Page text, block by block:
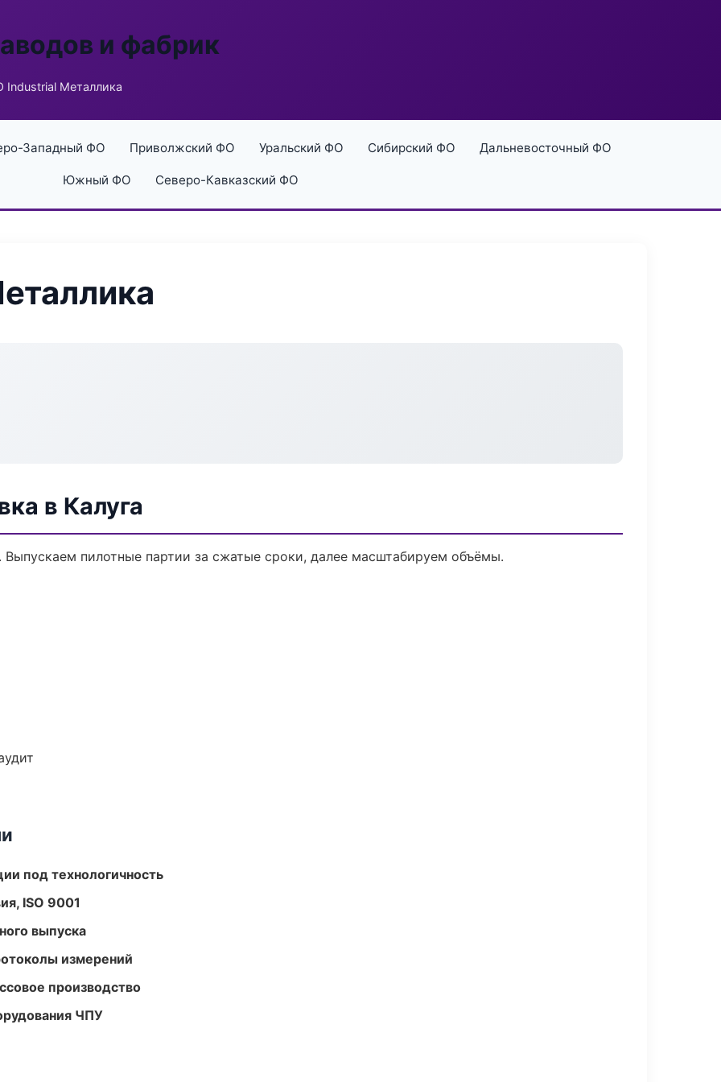
и фабрик
Металлика
Западный ФО Приволжский ФО Уральский ФО Сибирский ФО Дальневосточный ФО
Южный ФО Северо-Кавказский ФО
в Калуга
пилотные партии за сжатые сроки, далее масштабируем объёмы.
под технологичность
ISO 9001
выпуска
измерений
производство
ЧПУ